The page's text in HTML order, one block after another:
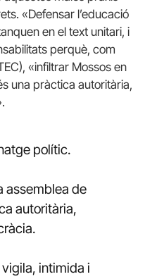
«Defensar l’educació
en el text unitari, i
perquè, com
«infiltrar Mossos en
una pràctica autoritària,
polític.
assemblea de
autoritària,
intimida i